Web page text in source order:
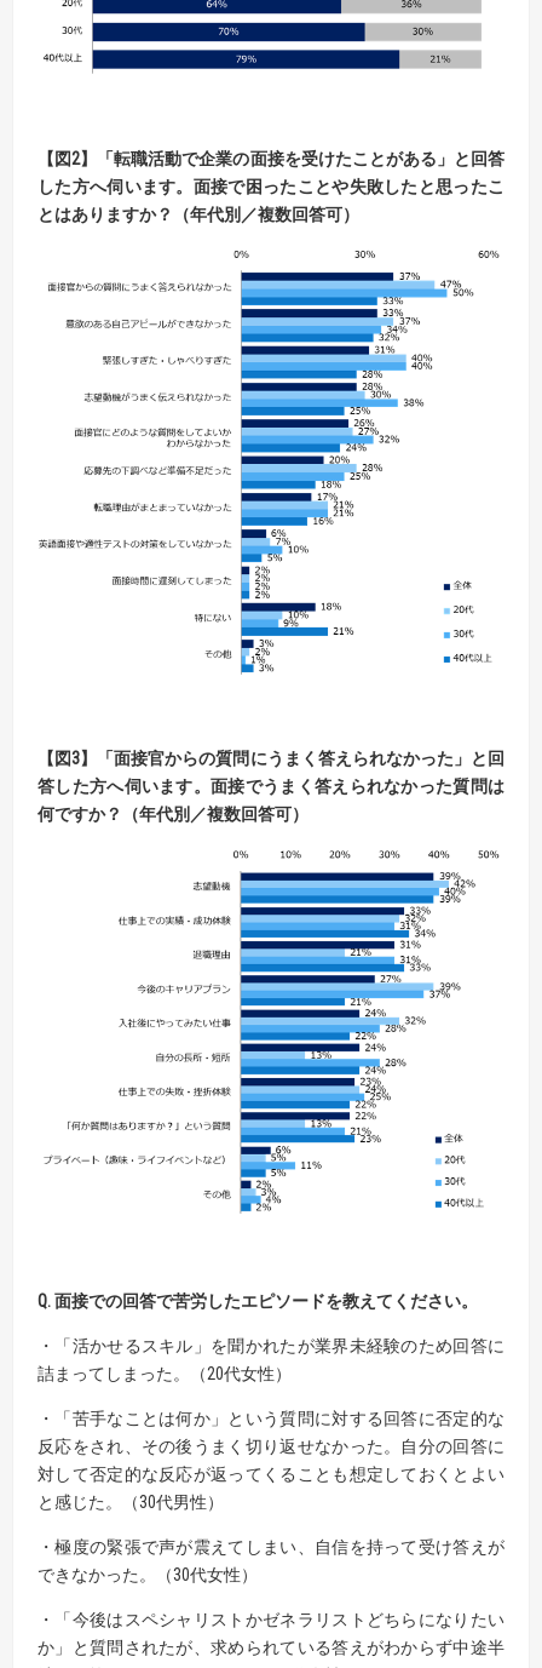
【 図2】
「転職活動で企業の面接を受けたことがある」と回答
した方へ伺います。 面接で困ったことや失敗したと思ったこ
とはありますか？（年代別／複数回答可）
【 図3】
「面接官からの質問にうまく答えられなかった」と回
答した方へ伺います。面接でうまく答えられなかった質問は
何ですか？（年代別／複数回答可）
Q. 面接での回答で苦労したエピソードを教えてください。
・「活かせるスキル」を聞かれたが業界未経験のため回答に
詰まってしまった。（20代女性）
・「苦手なことは何か」という質問に対する回答に否定的な
反応をされ、その後うまく切り返せなかった。自分の回答に
対して否定的な反応が返ってくることも想定しておくとよい
と感じた。（30代男性）
・極度の緊張で声が震えてしまい、自信を持って受け答えが
できなかった。（30代女性）
・「今後はスペシャリストかゼネラリストどちらになりたい
か」と質問されたが、求められている答えがわからず中途半